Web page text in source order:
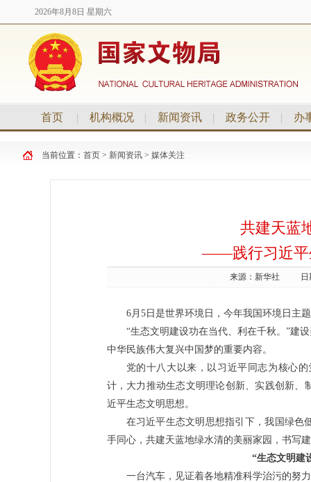
2026年8月8日 星期六
首页 | 机构概况 | 新闻资讯 | 政务公开 | 办
当前位置： 首页 > 新闻资讯 > 媒体关注
共建天蓝
——践行习近平
来源： 新华社
6月5日是世界环境日，今年我国环境日主
“生态文明建设功在当代、利在千秋。”建
中华民族伟大复兴中国梦的重要内容。
党的十八大以来，以习近平同志为核心
计，大力推动生态文明理论创新、实践创新
近平生态文明思想。
在习近平生态文明思想指引下，我国绿色
手同心，共建天蓝地绿水清的美丽家园，书写
“生态文明建
一台汽车，见证着各地精准科学治污的努